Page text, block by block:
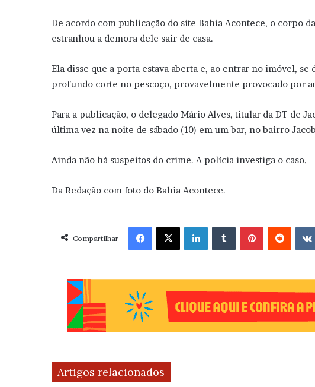
De acordo com publicação do site Bahia Acontece, o corpo
estranhou a demora dele sair de casa.
Ela disse que a porta estava aberta e, ao entrar no imóvel,
profundo corte no pescoço, provavelmente provocado por
Para a publicação, o delegado Mário Alves, titular da DT de
última vez na noite de sábado (10) em um bar, no bairro
Ainda não há suspeitos do crime. A polícia investiga o caso.
Da Redação com foto do Bahia Acontece.
Compartilhar
Facebook X Linkedin
Artigos relacionados